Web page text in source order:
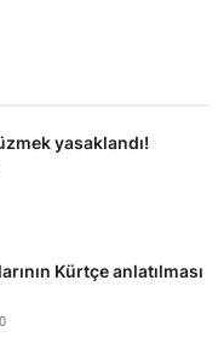
yasaklandı!
Kürtçe anlatılması
0